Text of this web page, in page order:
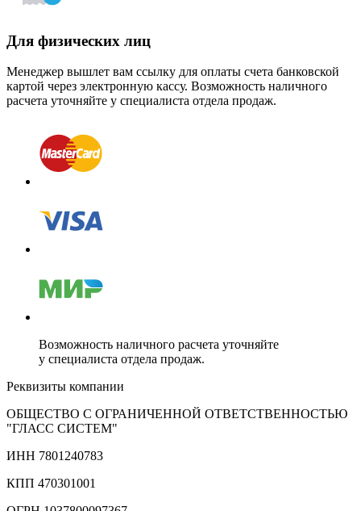
Для физических лиц
Менеджер вышлет вам ссылку для оплаты счета банковской
картой через электронную кассу. Возможность наличного
расчета уточняйте у специалиста отдела продаж.
Возможность наличного расчета уточняйте
у специалиста отдела продаж.
Реквизиты компании
ОБЩЕСТВО С ОГРАНИЧЕННОЙ ОТВЕТСТВЕННОСТЬЮ
"ГЛАСС СИСТЕМ"
ИНН 7801240783
КПП 470301001